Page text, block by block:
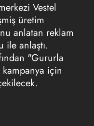
Vestel
üretim
anlatan reklam
ile anlaştı.
"Gururla
kampanya için